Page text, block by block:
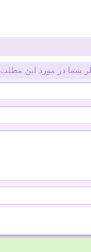
شما در مورد این مطلب